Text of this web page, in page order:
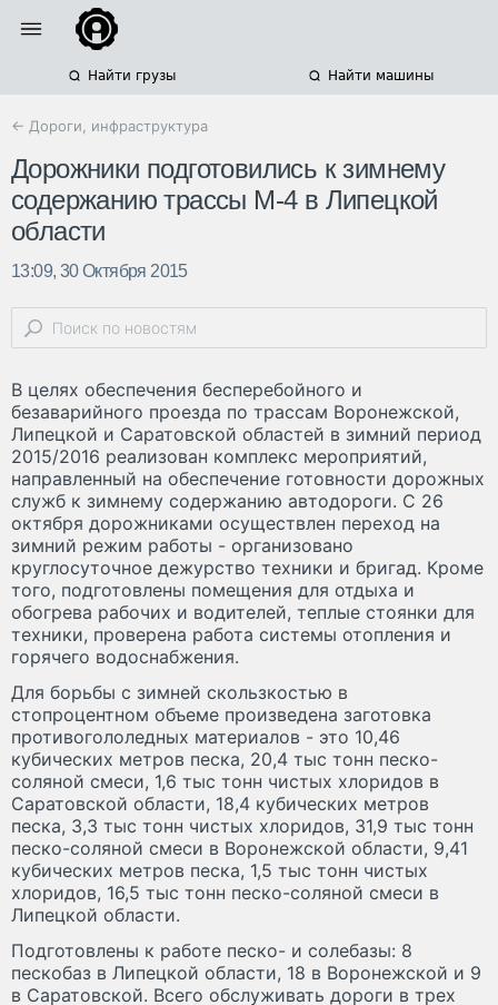
Найти грузы Найти машины
← Дороги, инфраструктура
Дорожники подготовились к зимнему
содержанию трассы М-4 в Липецкой
области
13:09, 30 Октября 2015
В целях обеспечения бесперебойного и
безаварийного проезда по трассам Воронежской,
Липецкой и Саратовской областей в зимний период
2015/2016 реализован комплекс мероприятий,
направленный на обеспечение готовности дорожных
служб к зимнему содержанию автодороги. С 26
октября дорожниками осуществлен переход на
зимний режим работы - организовано
круглосуточное дежурство техники и бригад. Кроме
того, подготовлены помещения для отдыха и
обогрева рабочих и водителей, теплые стоянки для
техники, проверена работа системы отопления и
горячего водоснабжения.
Для борьбы с зимней скользкостью в
стопроцентном объеме произведена заготовка
противогололедных материалов - это 10,46
кубических метров песка, 20,4 тыс тонн песко-
соляной смеси, 1,6 тыс тонн чистых хлоридов в
Саратовской области, 18,4 кубических метров
песка, 3,3 тыс тонн чистых хлоридов, 31,9 тыс тонн
песко-соляной смеси в Воронежской области, 9,41
кубических метров песка, 1,5 тыс тонн чистых
хлоридов, 16,5 тыс тонн песко-соляной смеси в
Липецкой области.
Подготовлены к работе песко- и солебазы: 8
пескобаз в Липецкой области, 18 в Воронежской и 9
в Саратовской. Всего обслуживать дороги в трех